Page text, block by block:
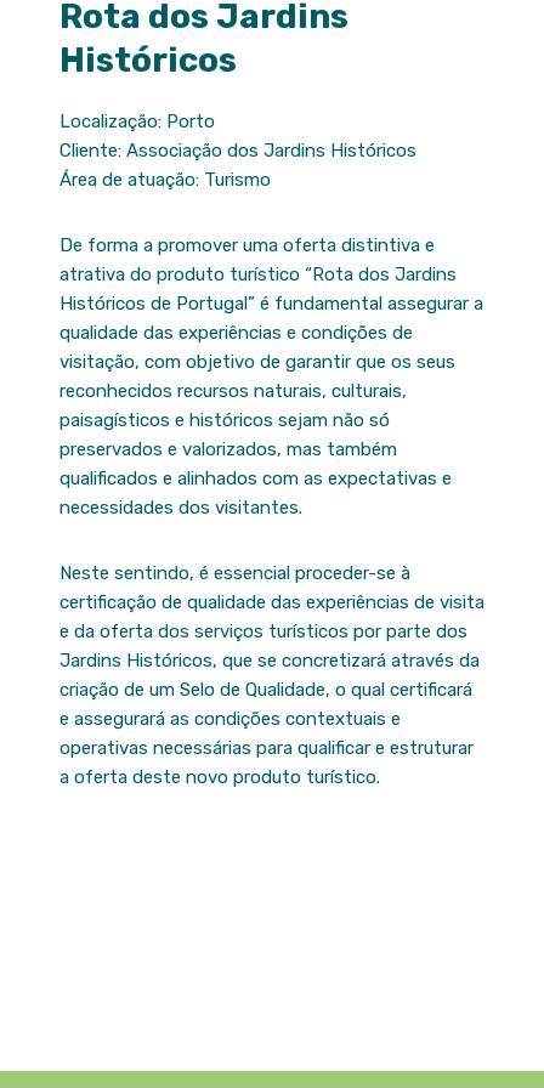
Rota dos Jardins
Históricos
Localização: Porto
Cliente: Associação dos Jardins Históricos
Área de atuação: Turismo
De forma a promover uma oferta distintiva e
atrativa do produto turístico “Rota dos Jardins
Históricos de Portugal” é fundamental assegurar a
qualidade das experiências e condições de
visitação, com objetivo de garantir que os seus
reconhecidos recursos naturais, culturais,
paisagísticos e históricos sejam não só
preservados e valorizados, mas também
qualificados e alinhados com as expectativas e
necessidades dos visitantes.
Neste sentindo, é essencial proceder-se à
certificação de qualidade das experiências de visita
e da oferta dos serviços turísticos por parte dos
Jardins Históricos, que se concretizará através da
criação de um Selo de Qualidade, o qual certificará
e assegurará as condições contextuais e
operativas necessárias para qualificar e estruturar
a oferta deste novo produto turístico.